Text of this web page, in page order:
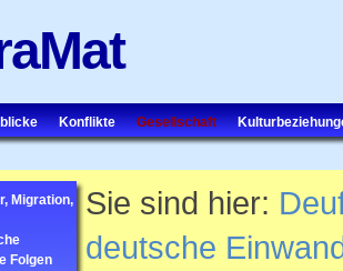
Konflikte Gesellschaft
Migration,
Folgen
Sie sind hier:
deutsche